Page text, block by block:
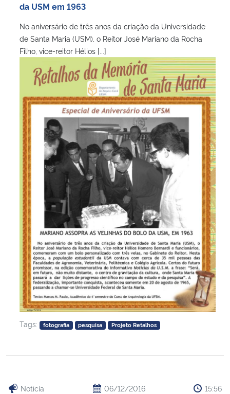
da USM em 1963
No aniversário de três anos da criação da Universidade
de Santa Maria (USM), o Reitor José Mariano da Rocha
Filho, vice-reitor Hélios [...]
Tags: fotografia pesquisa Projeto Retalhos
Notícia 06/12/2016 15:56